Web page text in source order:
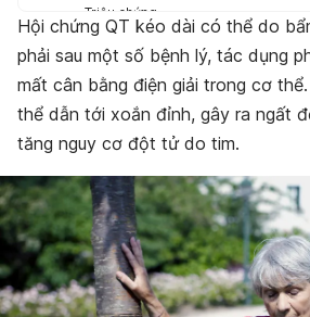
Triệu chứng
Nguyên nhân
Biến chứng
Chẩn đoán và điều trị
Phòng ngừa
Hội chứng QT kéo dài có thể do
phải sau một số bệnh lý, tác dụng
mất cân bằng điện giải trong cơ
thể dẫn tới xoắn đỉnh, gây ra ngất
tăng nguy cơ đột tử do tim.